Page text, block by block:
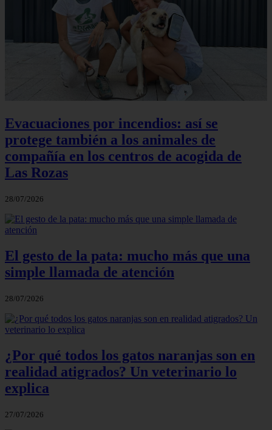
Evacuaciones por incendios: así se
protege también a los animales de
compañía en los centros de acogida de
Las Rozas
28/07/2026
El gesto de la pata: mucho más que una
simple llamada de atención
28/07/2026
¿Por qué todos los gatos naranjas son en
realidad atigrados? Un veterinario lo
explica
27/07/2026